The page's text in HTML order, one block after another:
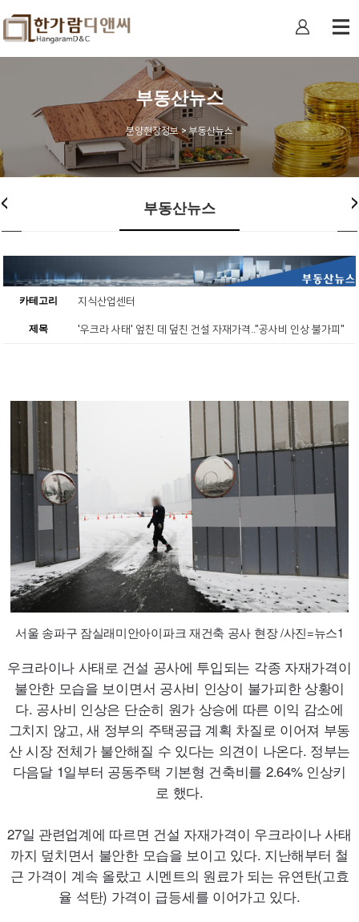
부동산뉴스
분양현장정보 > 부동산뉴스
부동산뉴스
카테고리 지식산업센터
제목 '우크라 사태' 엎친 데 덮친 건설 자재가격.."공사비 인상 불가피"
서울 송파구 잠실래미안아이파크 재건축 공사 현장 /사진=뉴스1
우크라이나 사태로 건설 공사에 투입되는 각종 자재가격이
불안한 모습을 보이면서 공사비 인상이 불가피한 상황이
다. 공사비 인상은 단순히 원가 상승에 따른 이익 감소에
그치지 않고, 새 정부의 주택공급 계획 차질로 이어져 부동
산 시장 전체가 불안해질 수 있다는 의견이 나온다. 정부는
다음달 1일부터 공동주택 기본형 건축비를 2.64% 인상키
로 했다.
27일 관련업계에 따르면 건설 자재가격이 우크라이나 사태
까지 덮치면서 불안한 모습을 보이고 있다. 지난해부터 철
근 가격이 계속 올랐고 시멘트의 원료가 되는 유연탄(고효
율 석탄) 가격이 급등세를 이어가고 있다.